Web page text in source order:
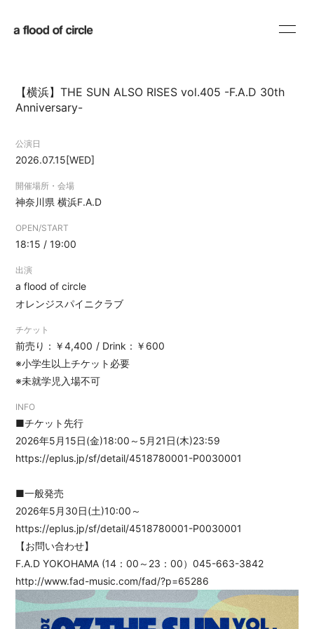
SCHEDULE PROFILE
MOVIE
SHOP
会員登録
【横浜】THE SUN ALSO RISES vol.405 -F.A.D 30th
Anniversary-
公演日
2026.07.15[WED]
開催場所・会場
神奈川県横浜F.A.D
OPEN/START
18:15 / 19:00
出演
a flood of circle
オレンジスパイニクラブ
チケット
前売り：￥4,400
Drink：￥600
※小学生以上チケット必要
※未就学児入場不可
INFO
■チケット先行
2026年5月15日(金)18:00～5月21日(木)23:59
https://eplus.jp/sf/detail/4518780001-P0030001
■一般発売
2026年5月30日(土)10:00～
https://eplus.jp/sf/detail/4518780001-P0030001
【お問い合わせ】
F.A.D YOKOHAMA (14：00～23：00）045-663-3842
http://www.fad-music.com/fad/?p=65286